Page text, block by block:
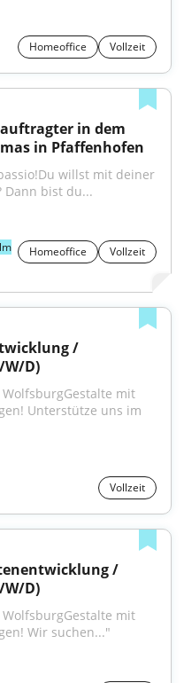
Homeoffice Vollzeit
in dem
in Pfaffenhofen
willst mit deiner
Dann bist du...
Homeoffice
Vollzeit
/
D)
mit
Unterstütze uns im
Vollzeit
/
D)
mit
Wir suchen..."